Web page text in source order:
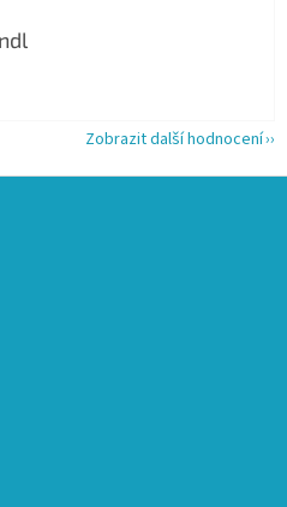
je 5 z 5 hvězdiček.
Zobrazit další hodnocení